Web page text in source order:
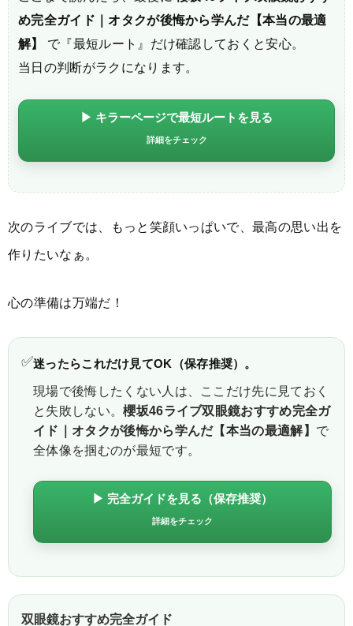
め完全ガイド｜オタクが後悔から学んだ【本当の最適
解】
で『最短ルート』だけ確認しておくと安心。
当日の判断がラクになります。
▶ キラーページで最短ルートを見る
詳細をチェック
次のライブでは、もっと笑顔いっぱいで、最高の思い出を
作りたいなぁ。
心の準備は万端だ！
✅迷ったらこれだけ見てOK（保存推奨）。
現場で後悔したくない人は、ここだけ先に見ておく
と失敗しない。櫻坂46ライブ双眼鏡おすすめ完全ガ
イド｜オタクが後悔から学んだ【本当の最適解】 で
全体像を掴むのが最短です。
▶ 完全ガイドを見る（保存推奨）
詳細をチェック
双眼鏡おすすめ完全ガイド